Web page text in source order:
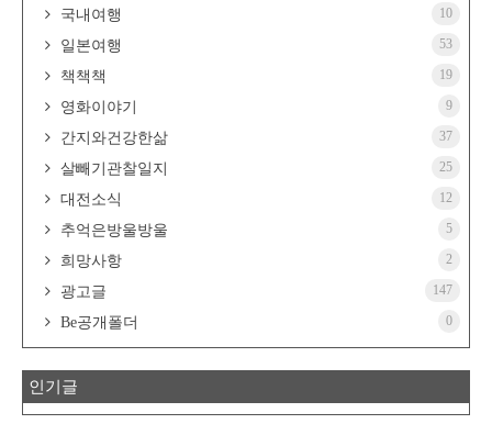
국내여행 10
일본여행 53
책책책 19
영화이야기 9
간지와건강한삶 37
살빼기관찰일지 25
대전소식 12
추억은방울방울 5
희망사항 2
광고글 147
Be공개폴더 0
인기글